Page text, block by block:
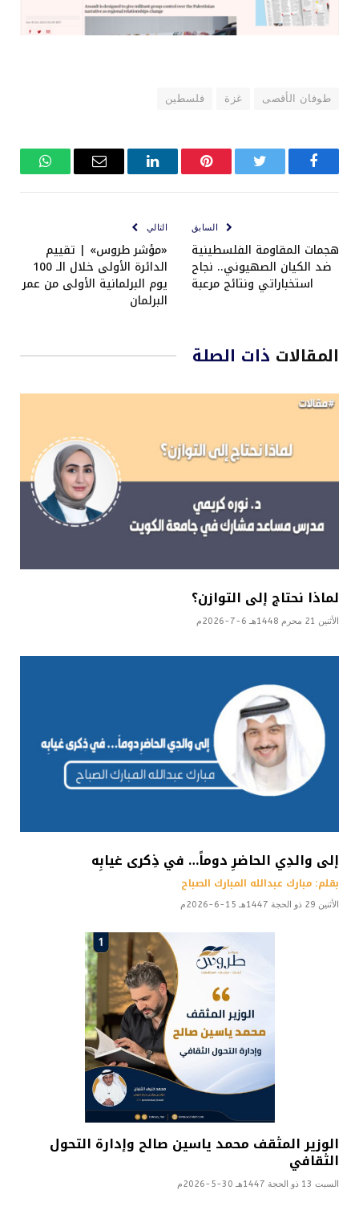
طوفان الأقصى غزة فلسطين
فيسبوك تويتر بينتيريستلينكدإن
البريد
واتساب
السابق
هجمات المقاومة الفلسطينية
ضد الكيان الصهيوني.. نجاح
استخباراتي ونتائج مرعبة
التالي
«مؤشر طروس» | تقييم
الدائرة الأولى خلال الـ 100
يوم البرلمانية الأولى من عمر
البرلمان
المقالات ذات الصلة
لماذا نحتاج إلى التوازن؟
الأثنين 21 محرم 1448هـ 6-7-2026م
إلى والدِي الحاضرِ دوماً… في ذِكرى غيابِه
بقلم: مبارك عبدالله المبارك الصباح
الأثنين 29 ذو الحجة 1447هـ 15-6-2026م
الوزير المثقف محمد ياسين صالح وإدارة التحول
الثقافي
السبت 13 ذو الحجة 1447هـ 30-5-2026م